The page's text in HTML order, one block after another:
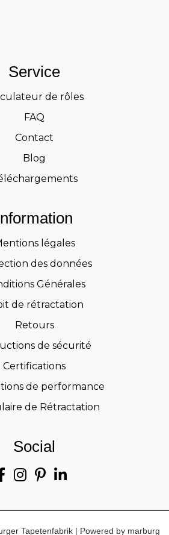
Service
de rôles
FAQ
Contact
Blog
légales
des données
Générales
de rétractation
Retours
de sécurité
Certifications
de performance
de Rétractation
Social
Tapetenfabrik | Powered by marburg